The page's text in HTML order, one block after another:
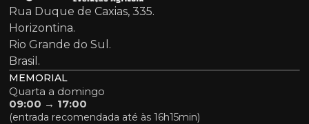
Rua Duque de Caxias, 335.
Horizontina.
Rio Grande do Sul.
Brasil.
MEMORIAL
Quarta a domingo
09:00 → 17:00
(entrada recomendada até às 16h15min)